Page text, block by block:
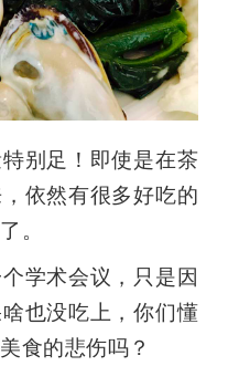
别足！即使是在茶
依然有很多好吃的
。
学术会议，只是因
也没吃上，你们懂
食的悲伤吗？